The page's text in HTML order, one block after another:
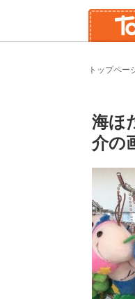
トップペー
海ほ
介の